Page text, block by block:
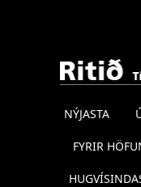
NÝJASTA
FYRIR